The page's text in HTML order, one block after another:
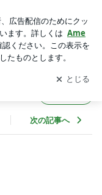
を受け取りまし
開く
次の記事へ